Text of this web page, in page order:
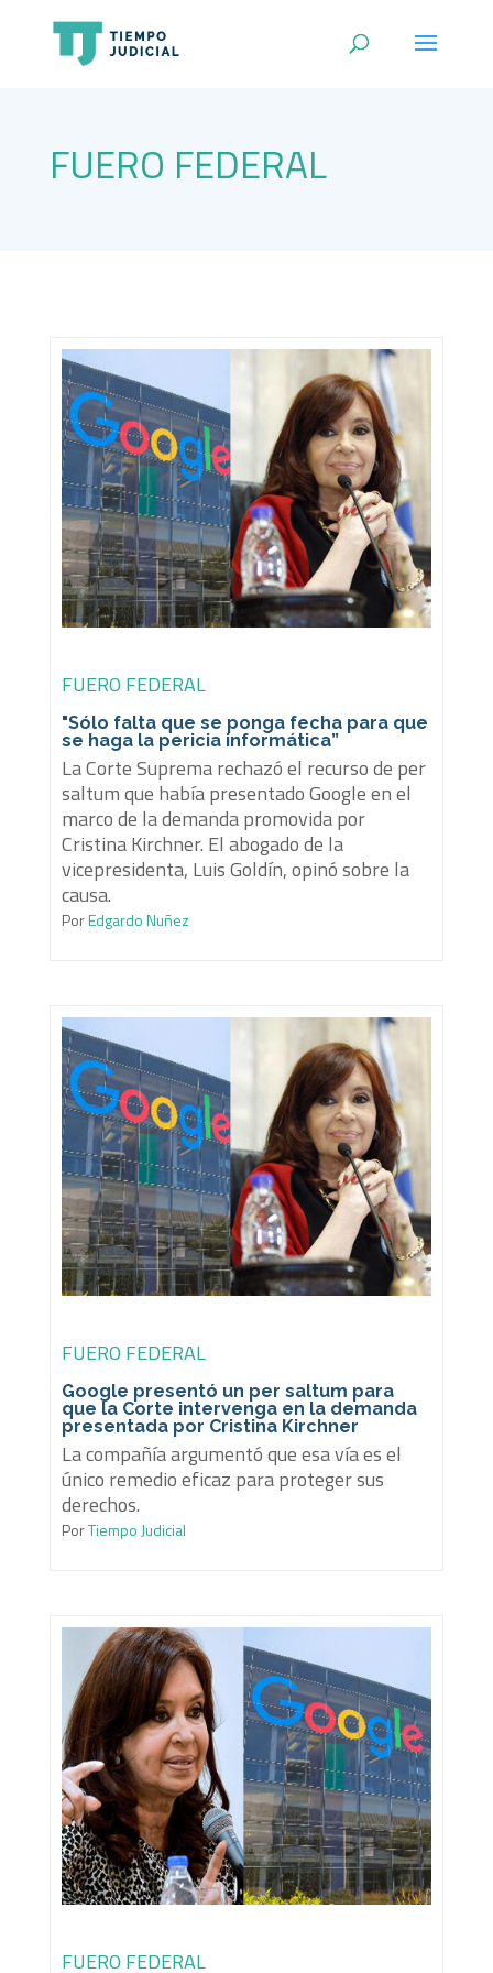
FUERO FEDERAL
FUERO FEDERAL
"Sólo falta que se ponga fecha para que
se haga la pericia informática”
La Corte Suprema rechazó el recurso de per
saltum que había presentado Google en el
marco de la demanda promovida por
Cristina Kirchner. El abogado de la
vicepresidenta, Luis Goldín, opinó sobre la
causa.
PorEdgardo Nuñez
FUERO FEDERAL
Google presentó un per saltum para
que la Corte intervenga en la demanda
presentada por Cristina Kirchner
La compañía argumentó que esa vía es el
único remedio eficaz para proteger sus
derechos.
PorTiempo Judicial
FUERO FEDERAL